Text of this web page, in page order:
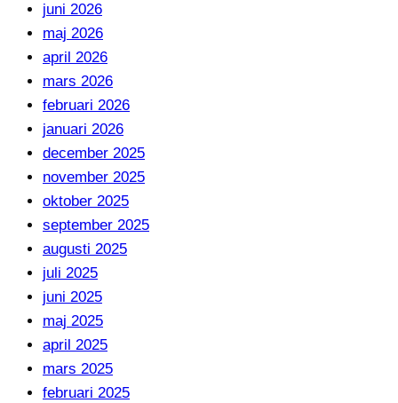
juni 2026
maj 2026
april 2026
mars 2026
februari 2026
januari 2026
december 2025
november 2025
oktober 2025
september 2025
augusti 2025
juli 2025
juni 2025
maj 2025
april 2025
mars 2025
februari 2025